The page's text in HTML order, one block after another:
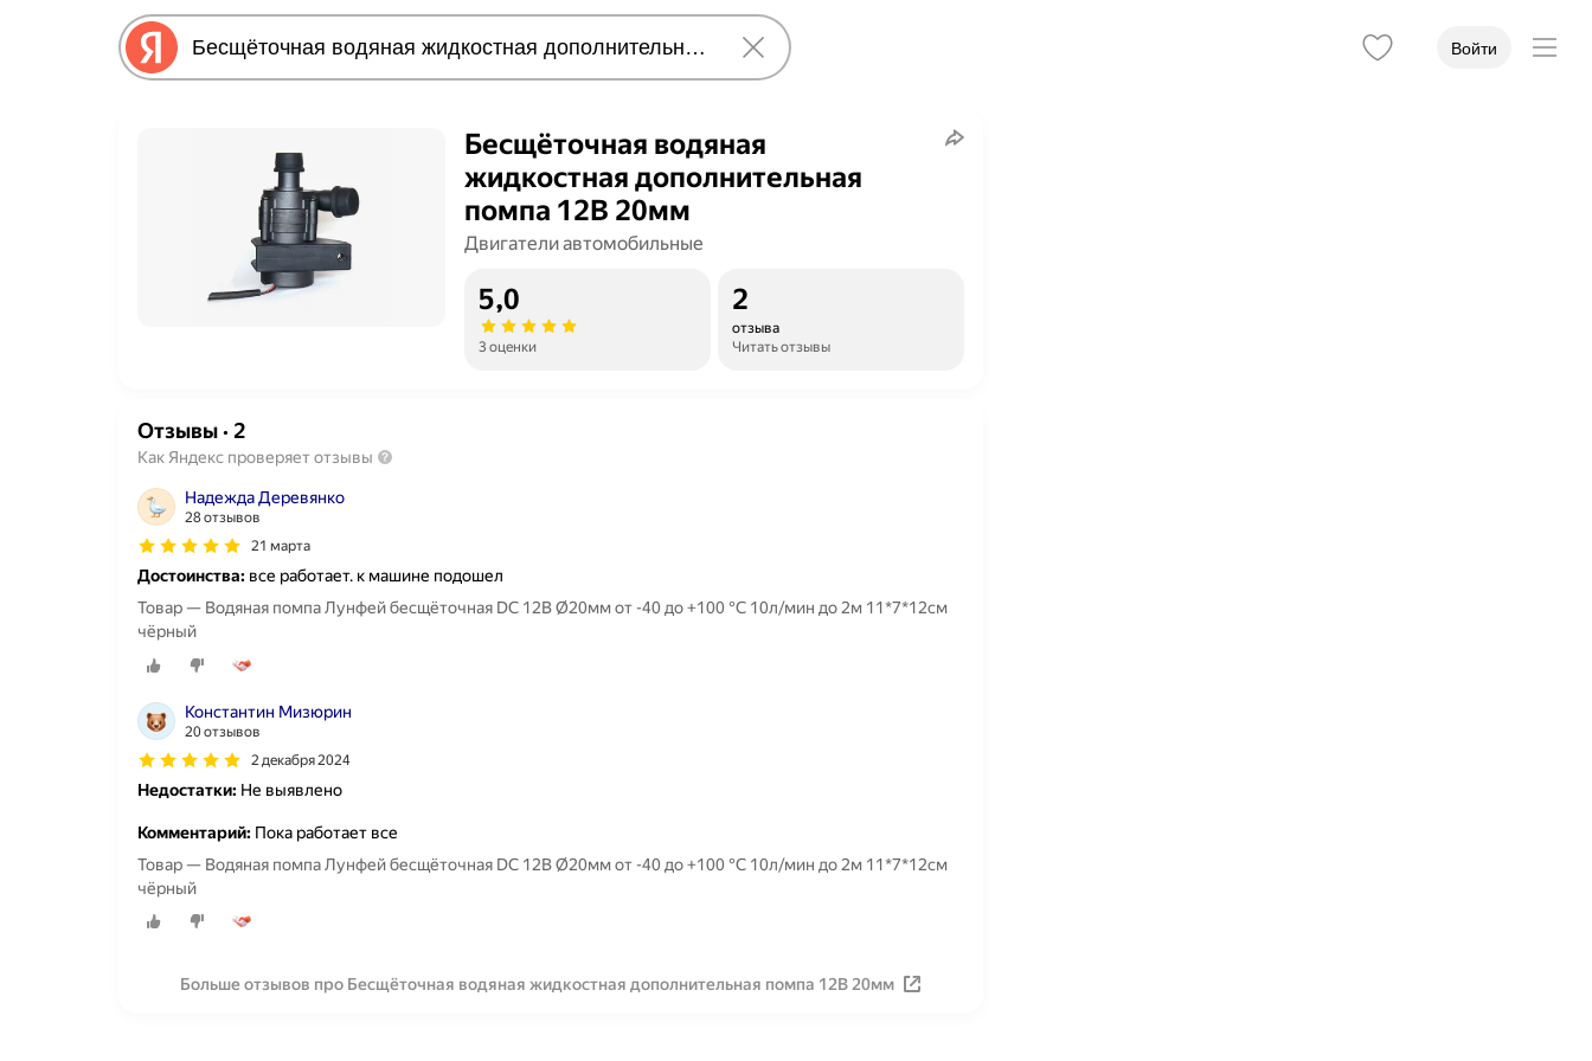
Войти
Бесщёточная водяная
жидкостная дополнительная
помпа 12В 20мм
Двигатели автомобильные
5,0
3 оценки
2
отзыва
Читать отзывы
Отзывы· 2
Как Яндекс проверяет отзывы
Надежда Деревянко
28 отзывов
21 марта
Достоинства: все работает. к машине подошел
Товар — Водяная помпа Лунфей бесщёточная DC 12В Ø20мм от -40 до +100 °C 10л/мин до 2м 11*7*12см
чёрный
Константин Мизюрин
20 отзывов
2 декабря 2024
Недостатки: Не выявлено
Комментарий: Пока работает все
Товар — Водяная помпа Лунфей бесщёточная DC 12В Ø20мм от -40 до +100 °C 10л/мин до 2м 11*7*12см
чёрный
Больше отзывов про Бесщёточная водяная жидкостная дополнительная помпа 12В 20мм